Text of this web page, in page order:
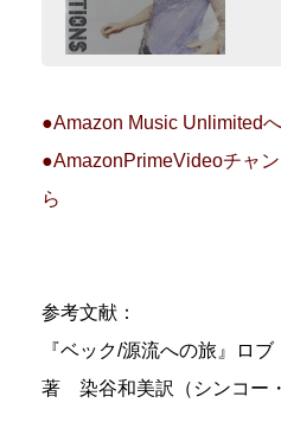
●Amazon Music Unlimited
●AmazonPrimeVideoチャ
ら
参考文献：
『ベック/源流への旅』ロ
著 染谷和美訳（シンコー